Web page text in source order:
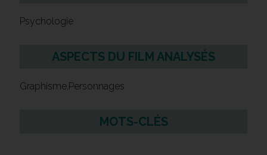
Psychologie
ASPECTS DU FILM ANALYSÉS
Graphisme,Personnages
MOTS-CLÉS